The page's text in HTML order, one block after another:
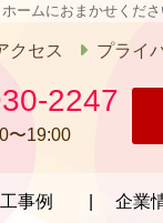
ームにおまかせくださ
クセス プライ
2247
〜19:00
事例 企業